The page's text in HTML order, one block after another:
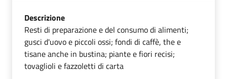
Descrizione
Resti di preparazione e del consumo di alimenti;
gusci d'uovo e piccoli ossi; fondi di caffè, the e
tisane anche in bustina; piante e fiori recisi;
tovaglioli e fazzoletti di carta